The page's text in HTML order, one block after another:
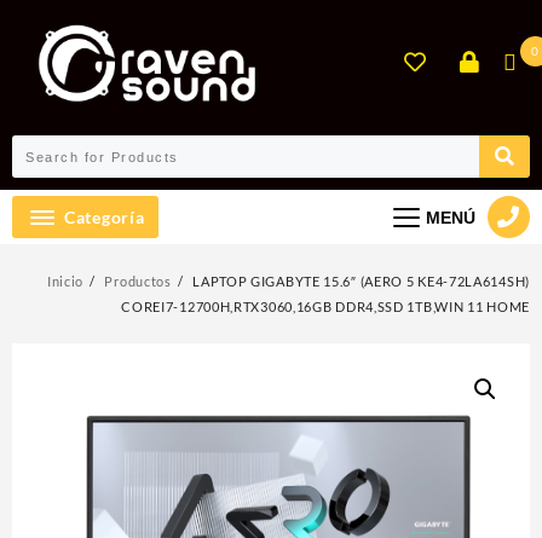
contenido
0
Categoría MENÚ
Inicio Productos
LAPTOP GIGABYTE 15.6″ (AERO 5 KE4-72LA614SH)
COREI7-12700H,RTX3060,16GB DDR4,SSD 1TB,WIN 11 HOME